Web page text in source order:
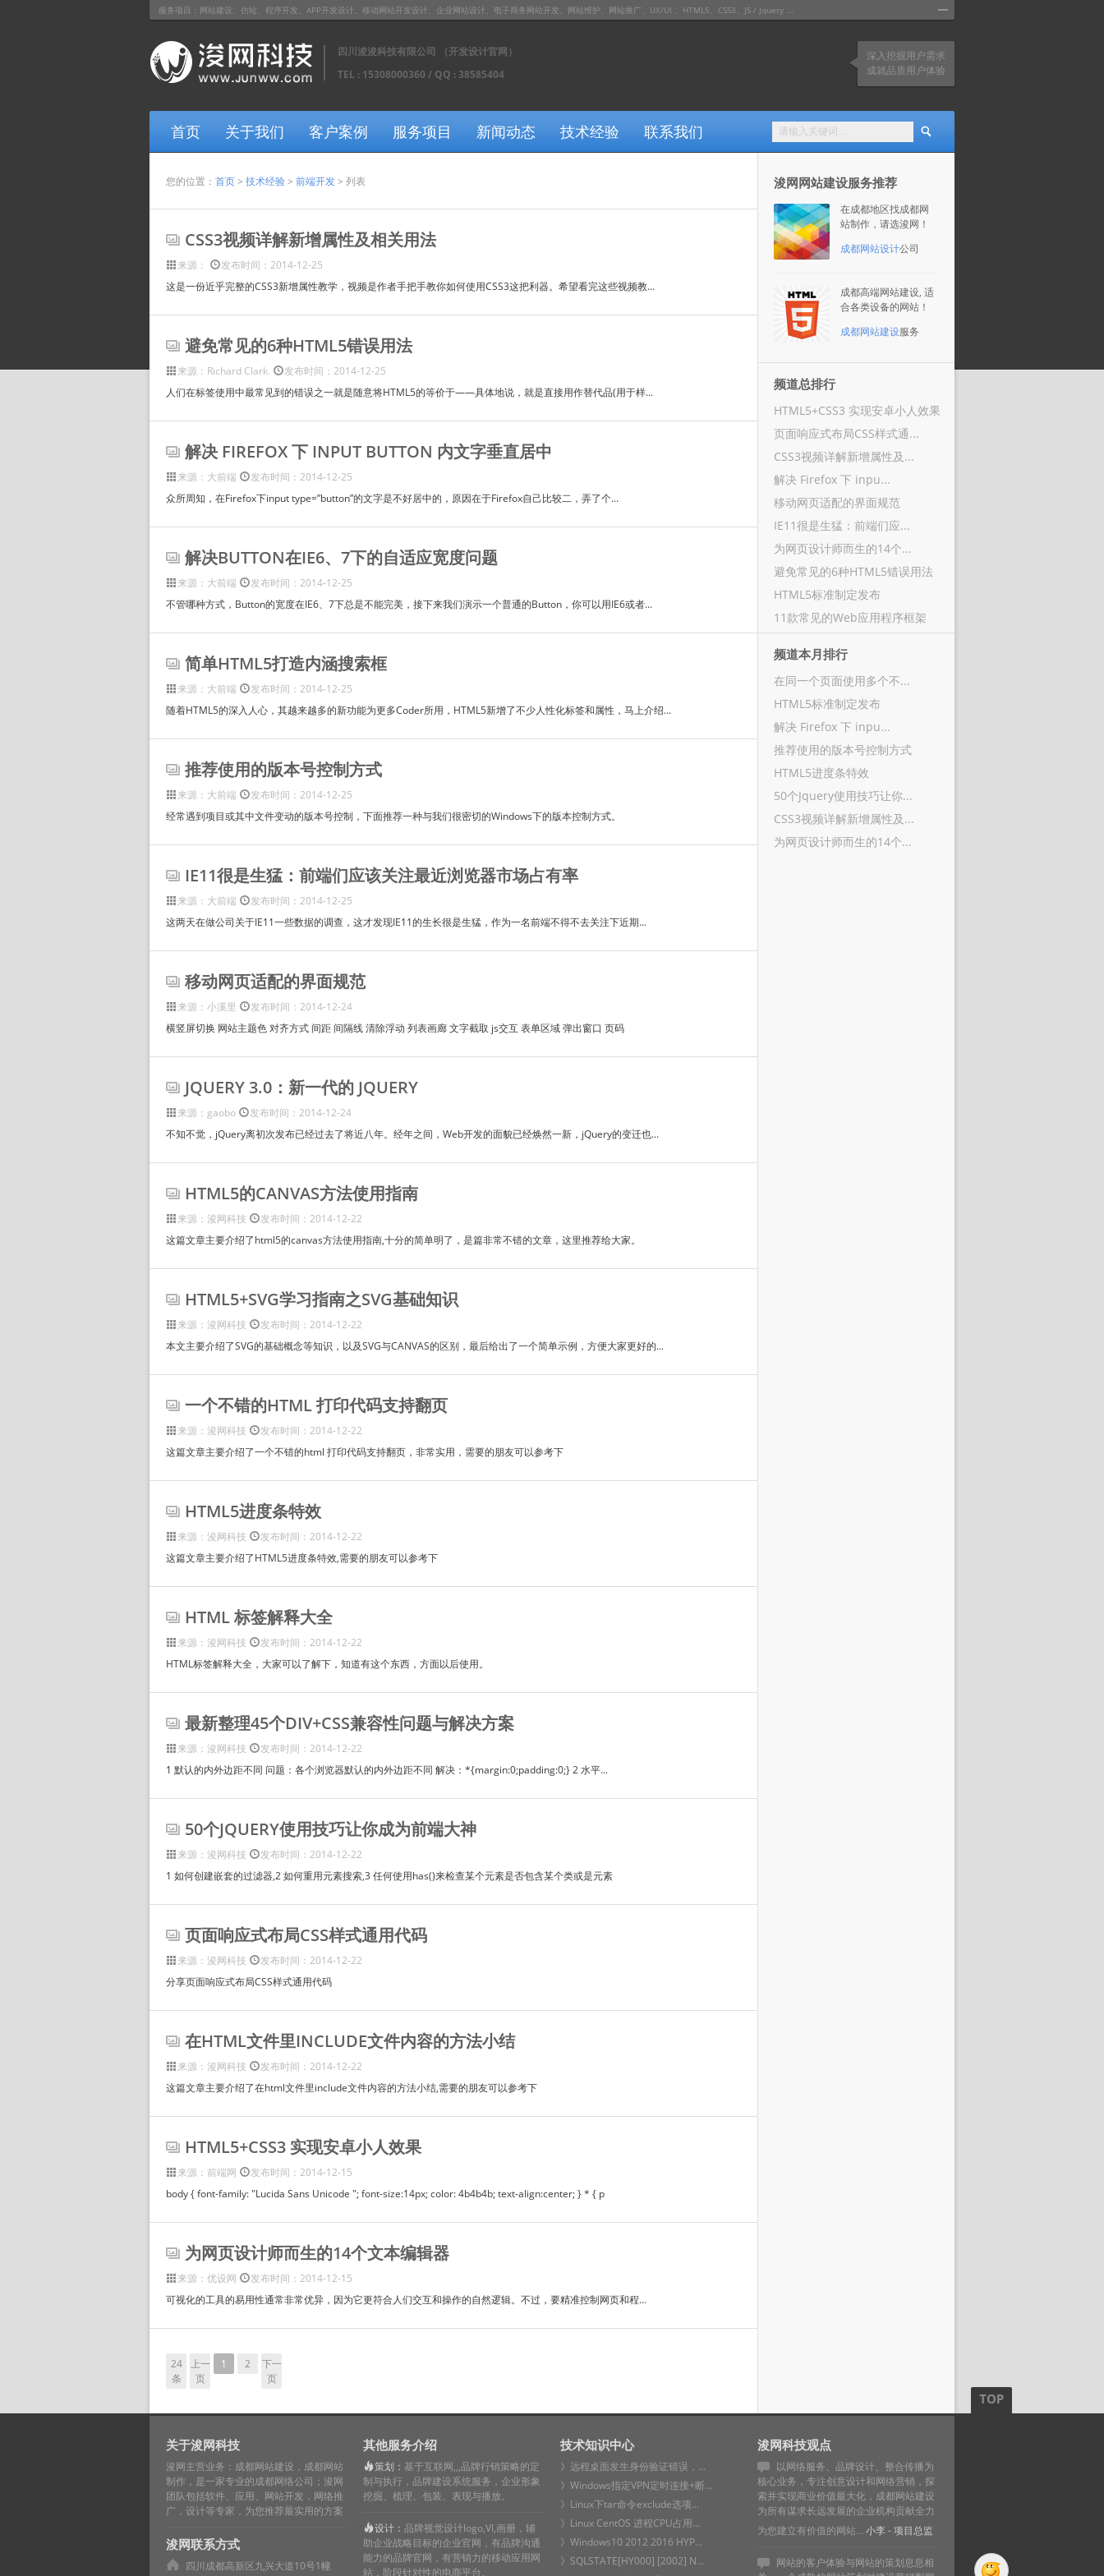
服务项目：网站建设、仿站、程序开发、APP开发设计、移动网站开发设计、企业网站设计、电子商务网站开发、网站维护、网站推广、UX/UI 、HTML5、CSS3、JS / Jquery ...
四川浚浚科技有限公司 （开发设计官网）
TEL : 15308000360 / QQ : 38585404
首页 关于我们 客户案例 服务项目 新闻动态 技术经验 联系我们
深入挖掘用户需求
成就品质用户体验
您的位置： 首页> 技术经验> 前端开发> 列表
CSS3视频详解新增属性及相关用法
来源：
发布时间：2014-12-25
这是一份近乎完整的CSS3新增属性教学，视频是作者手把手教你如何使用CSS3这把利器。希望看完这些视频教...
避免常见的6种HTML5错误用法
来源：Richard Clark.
发布时间：2014-12-25
人们在标签使用中最常见到的错误之一就是随意将HTML5的等价于——具体地说，就是直接用作替代品(用于样...
解决 FIREFOX 下 INPUT BUTTON 内文字垂直居中
来源：大前端
发布时间：2014-12-25
众所周知，在Firefox下input type=”button”的文字是不好居中的，原因在于Firefox自己比较二，弄了个...
解决BUTTON在IE6、7下的自适应宽度问题
来源：大前端
发布时间：2014-12-25
不管哪种方式，Button的宽度在IE6、7下总是不能完美，接下来我们演示一个普通的Button，你可以用IE6或者...
简单HTML5打造内涵搜索框
来源：大前端
发布时间：2014-12-25
随着HTML5的深入人心，其越来越多的新功能为更多Coder所用，HTML5新增了不少人性化标签和属性，马上介绍...
推荐使用的版本号控制方式
来源：大前端
发布时间：2014-12-25
经常遇到项目或其中文件变动的版本号控制，下面推荐一种与我们很密切的Windows下的版本控制方式。
IE11很是生猛：前端们应该关注最近浏览器市场占有率
来源：大前端
发布时间：2014-12-25
这两天在做公司关于IE11一些数据的调查，这才发现IE11的生长很是生猛，作为一名前端不得不去关注下近期...
移动网页适配的界面规范
来源：小溪里
发布时间：2014-12-24
横竖屏切换 网站主题色 对齐方式 间距 间隔线 清除浮动 列表画廊 文字截取 js交互 表单区域 弹出窗口 页码
JQUERY 3.0：新一代的 JQUERY
来源：gaobo
发布时间：2014-12-24
不知不觉，jQuery离初次发布已经过去了将近八年。经年之间，Web开发的面貌已经焕然一新，jQuery的变迁也...
HTML5的CANVAS方法使用指南
来源：浚网科技
发布时间：2014-12-22
这篇文章主要介绍了html5的canvas方法使用指南,十分的简单明了，是篇非常不错的文章，这里推荐给大家。
HTML5+SVG学习指南之SVG基础知识
来源：浚网科技
发布时间：2014-12-22
本文主要介绍了SVG的基础概念等知识，以及SVG与CANVAS的区别，最后给出了一个简单示例，方便大家更好的...
一个不错的HTML 打印代码支持翻页
来源：浚网科技
发布时间：2014-12-22
这篇文章主要介绍了一个不错的html 打印代码支持翻页，非常实用，需要的朋友可以参考下
HTML5进度条特效
来源：浚网科技
发布时间：2014-12-22
这篇文章主要介绍了HTML5进度条特效,需要的朋友可以参考下
HTML 标签解释大全
来源：浚网科技
发布时间：2014-12-22
HTML标签解释大全，大家可以了解下，知道有这个东西，方面以后使用。
最新整理45个DIV+CSS兼容性问题与解决方案
来源：浚网科技
发布时间：2014-12-22
1 默认的内外边距不同 问题：各个浏览器默认的内外边距不同 解决：*{margin:0;padding:0;} 2 水平...
50个JQUERY使用技巧让你成为前端大神
来源：浚网科技
发布时间：2014-12-22
1 如何创建嵌套的过滤器,2 如何重用元素搜索,3 任何使用has()来检查某个元素是否包含某个类或是元素
页面响应式布局CSS样式通用代码
来源：浚网科技
发布时间：2014-12-22
分享页面响应式布局CSS样式通用代码
在HTML文件里INCLUDE文件内容的方法小结
来源：浚网科技
发布时间：2014-12-22
这篇文章主要介绍了在html文件里include文件内容的方法小结,需要的朋友可以参考下
HTML5+CSS3 实现安卓小人效果
来源：前端网
发布时间：2014-12-15
body { font-family: "Lucida Sans Unicode "; font-size:14px; color: 4b4b4b; text-align:center; } * { p
为网页设计师而生的14个文本编辑器
来源：优设网
发布时间：2014-12-15
可视化的工具的易用性通常非常优异，因为它更符合人们交互和操作的自然逻辑。不过，要精准控制网页和程...
24
条
上一
页
1 2
下一
页
浚网网站建设服务推荐
在成都地区找成都网
站制作，请选浚网！
成都网站设计公司
成都高端网站建设, 适
合各类设备的网站！
成都网站建设服务
频道总排行
HTML5+CSS3 实现安卓小人效果
页面响应式布局CSS样式通...
CSS3视频详解新增属性及...
解决 Firefox 下 inpu...
移动网页适配的界面规范
IE11很是生猛：前端们应...
为网页设计师而生的14个...
避免常见的6种HTML5错误用法
HTML5标准制定发布
11款常见的Web应用程序框架
频道本月排行
在同一个页面使用多个不...
HTML5标准制定发布
解决 Firefox 下 inpu...
推荐使用的版本号控制方式
HTML5进度条特效
50个Jquery使用技巧让你...
CSS3视频详解新增属性及...
为网页设计师而生的14个...
关于浚网科技
浚网主营业务：成都网站建设，成都网站
制作，是一家专业的成都网络公司；浚网
团队包括软件、应用、网站开发，网络推
广，设计等专家，为您推荐最实用的方案
浚网联系方式
四川成都高新区九兴大道10号1幢
其他服务介绍
策划： 基于互联网,,,品牌行销策略的定
制与执行，品牌建设系统服务，企业形象
挖掘、梳理、包装、表现与播放。
设计： 品牌视觉设计logo,VI,画册，辅
助企业战略目标的企业官网，有品牌沟通
能力的品牌官网，有营销力的移动应用网
站，阶段针对性的电商平台。
技术知识中心
》远程桌面发生身份验证错误，...
》Windows指定VPN定时连接+断...
》Linux下tar命令exclude选项...
》Linux CentOS 进程CPU占用...
》Windows10 2012 2016 HYP...
》SQLSTATE[HY000] [2002] N...
浚网科技观点
以网络服务、品牌设计、整合传播为
核心业务，专注创意设计和网络营销，探
索并实现商业价值最大化，成都网站建设
为所有谋求长远发展的企业机构贡献全力
为您建立有价值的网站... 小李- 项目总监
网站的客户体验与网站的策划息息相